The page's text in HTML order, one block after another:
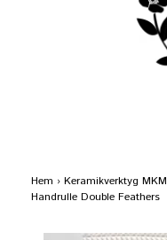
Hem › Keramikverktyg MKM
Handrulle Double Feathers